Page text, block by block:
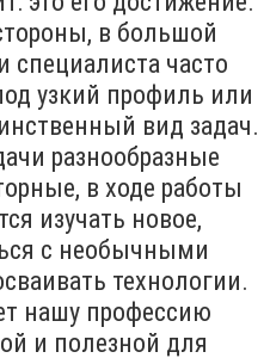
в большой
специалиста часто
узкий профиль или
вид задач.
разнообразные
в ходе работы
изучать новое,
с необычными
технологии.
нашу профессию
и полезной для